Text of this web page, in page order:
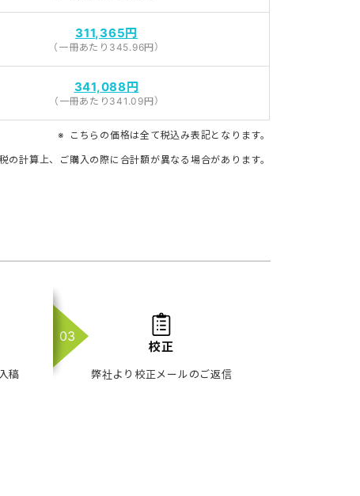
311,365円
（一冊あたり345.96円）
341,088円
（一冊あたり341.09円）
こちらの価格は全て税込み表記となります。
の計算上、ご購入の際に合計額が異なる場合があります。
稿
校正
弊社より校正メールのご返信